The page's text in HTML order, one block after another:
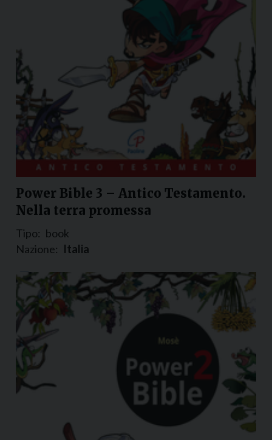
Power Bible 3 – Antico Testamento.
Nella terra promessa
Tipo: book
Nazione: Italia